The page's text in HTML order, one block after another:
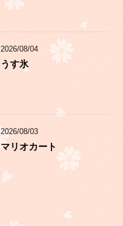
2026/08/04
うす氷
2026/08/03
マリオカート